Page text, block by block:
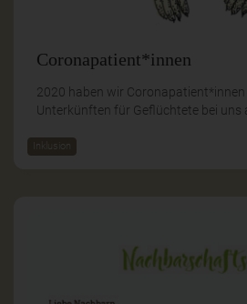
Coronapatient*innen
2020 haben wir Coronapatient*innen
Unterkünften für Geflüchtete bei uns
Inklusion